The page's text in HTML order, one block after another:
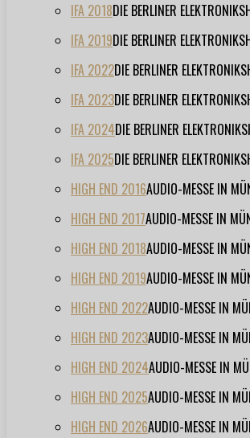
IFA 2018DIE BERLINER
IFA 2019DIE BERLINER
IFA 2022DIE BERLINER
IFA 2023DIE BERLINER
IFA 2024DIE BERLINER
IFA 2025DIE BERLINER
HIGH END 2016AUDIO-MESSE IN
HIGH END 2017AUDIO-MESSE IN
HIGH END 2018AUDIO-MESSE IN
HIGH END 2019AUDIO-MESSE IN
HIGH END 2022AUDIO-MESSE IN
HIGH END 2023AUDIO-MESSE IN
HIGH END 2024AUDIO-MESSE IN
HIGH END 2025AUDIO-MESSE IN
HIGH END 2026AUDIO-MESSE IN